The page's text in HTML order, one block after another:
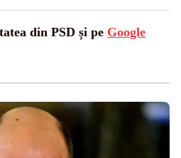
din PSD și pe Google